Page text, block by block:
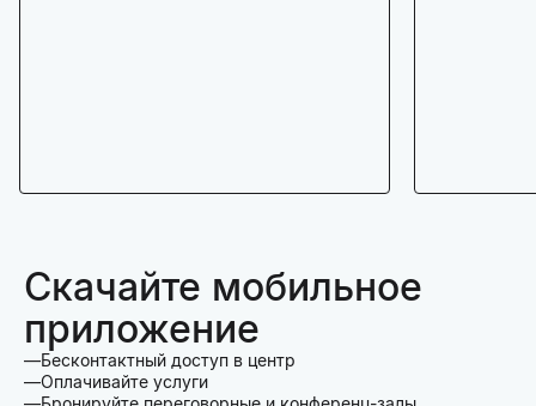
Скачайте мобильное
приложение
Бесконтактный доступ в центр
Оплачивайте услуги